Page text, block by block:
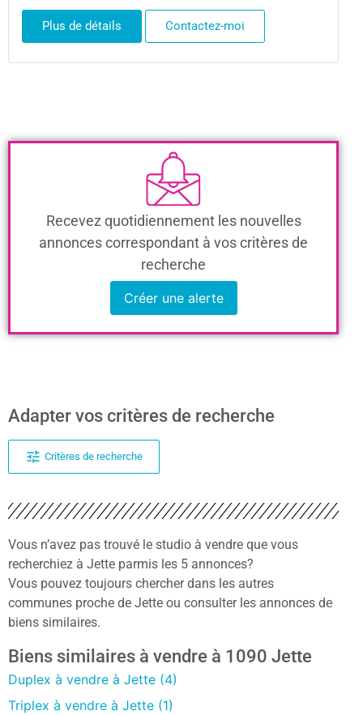
Plus de détails Contactez-moi
Recevez quotidiennement les nouvelles
annonces correspondant à vos critères de
recherche
Créer une alerte
Adapter vos critères de recherche
Critères de recherche
Vous n’avez pas trouvé le studio à vendre que vous
recherchiez à Jette parmis les 5 annonces?
Vous pouvez toujours chercher dans les autres
communes proche de Jette ou consulter les annonces de
biens similaires.
Biens similaires à vendre à 1090 Jette
Duplex à vendre à Jette (4)
Triplex à vendre à Jette (1)